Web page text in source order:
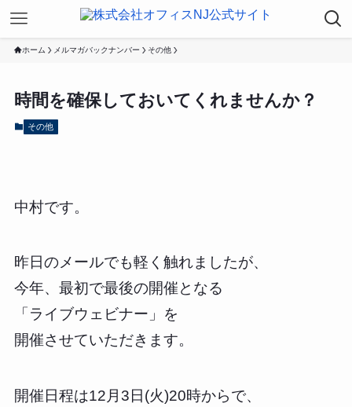
ホーム メルマガバックナンバー その他
時間を確保しておいてくれませんか？
その他
中村です。
昨日のメールでも軽く触れましたが、
今年、最初で最後の開催となる
「ライブウェビナー」を
開催させていただきます。
開催日程は12月3日(火)20時からで、